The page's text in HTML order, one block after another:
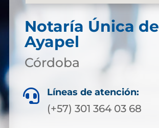
Notaría Única de
Ayapel
Córdoba
 Líneas de atención:
(+57) 301 364 03 68